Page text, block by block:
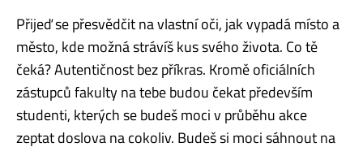
Přijeď se přesvědčit na vlastní oči, jak vypadá místo a
město, kde možná strávíš kus svého života. Co tě
čeká? Autentičnost bez příkras. Kromě oficiálních
zástupců fakulty na tebe budou čekat především
studenti, kterých se budeš moci v průběhu akce
zeptat doslova na cokoliv. Budeš si moci sáhnout na